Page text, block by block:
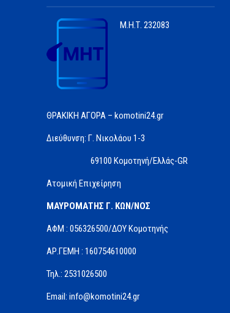
Μ.Η.Τ. 232083
ΘΡΑΚΙΚΗ ΑΓΟΡΑ – komotini24.gr
Διεύθυνση: Γ. Νικολάου 1-3
69100 Κομοτηνή/Ελλάς-GR
Ατομική Επιχείρηση
ΜΑΥΡΟΜΑΤΗΣ Γ. ΚΩΝ/ΝΟΣ
ΑΦΜ : 056326500/ΔOΥ Κομοτηνής
ΑΡ.ΓΕΜΗ : 160754610000
Τηλ.: 2531026500
Email: info@komotini24.gr